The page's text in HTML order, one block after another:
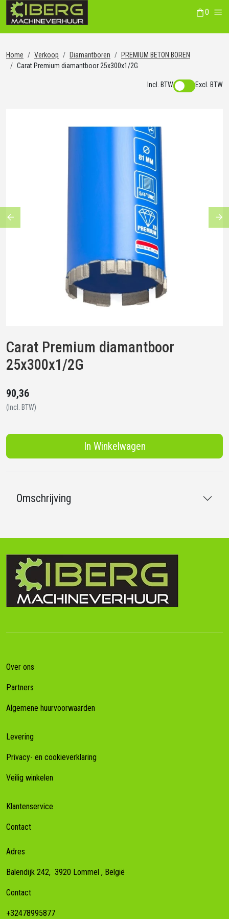
0
Home Verkoop Diamantboren
PREMIUM BETON BOREN
Carat Premium diamantboor 25x300x1/2G
Incl. BTW Excl. BTW
Previous
Carat Premium diamantboor
25x300x1/2G
90,36
(Incl. BTW)
In Winkelwagen
Omschrijving
Over ons
Partners
Algemene huurvoorwaarden
Levering
Privacy- en cookieverklaring
Veilig winkelen
Klantenservice
Contact
Adres
Balendijk 242, 3920 Lommel , België
Contact
+32478995877